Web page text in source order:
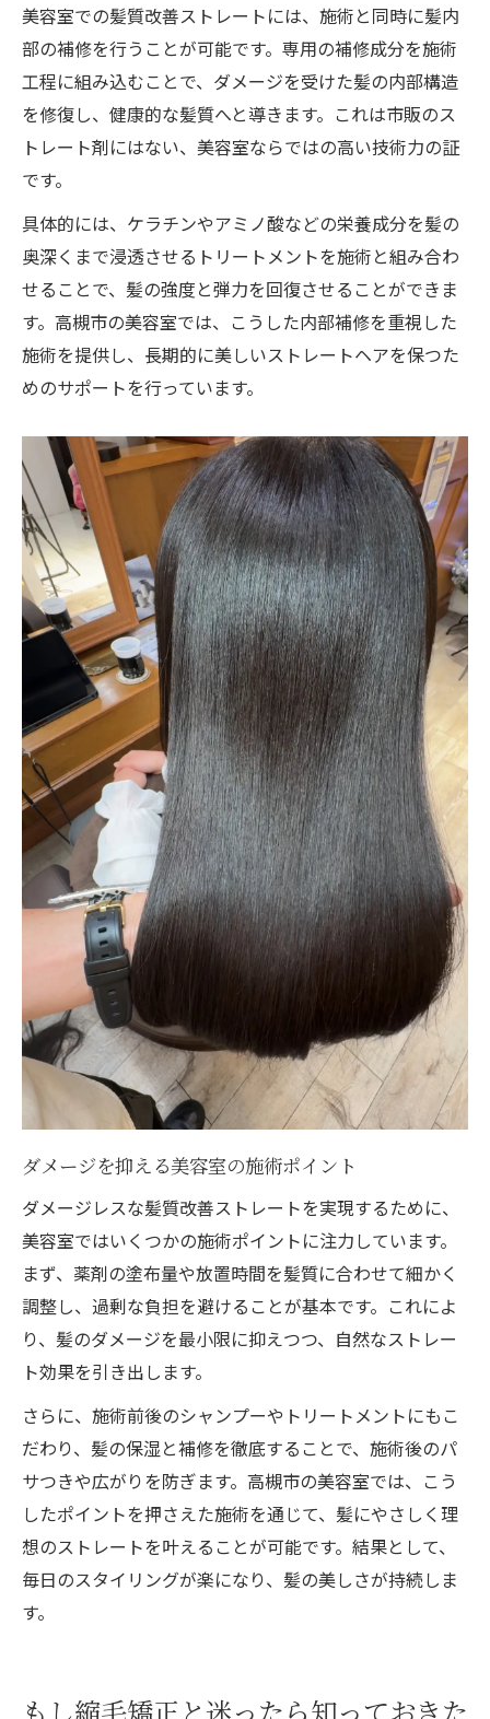
美容室での髪質改善ストレートには、施術と同時に髪内
部の補修を行うことが可能です。専用の補修成分を施術
工程に組み込むことで、ダメージを受けた髪の内部構造
を修復し、健康的な髪質へと導きます。これは市販のス
トレート剤にはない、美容室ならではの高い技術力の証
です。
具体的には、ケラチンやアミノ酸などの栄養成分を髪の
奥深くまで浸透させるトリートメントを施術と組み合わ
せることで、髪の強度と弾力を回復させることができま
す。高槻市の美容室では、こうした内部補修を重視した
施術を提供し、長期的に美しいストレートヘアを保つた
めのサポートを行っています。
ダメージを抑える美容室の施術ポイント
ダメージレスな髪質改善ストレートを実現するために、
美容室ではいくつかの施術ポイントに注力しています。
まず、薬剤の塗布量や放置時間を髪質に合わせて細かく
調整し、過剰な負担を避けることが基本です。これによ
り、髪のダメージを最小限に抑えつつ、自然なストレー
ト効果を引き出します。
さらに、施術前後のシャンプーやトリートメントにもこ
だわり、髪の保湿と補修を徹底することで、施術後のパ
サつきや広がりを防ぎます。高槻市の美容室では、こう
したポイントを押さえた施術を通じて、髪にやさしく理
想のストレートを叶えることが可能です。結果として、
毎日のスタイリングが楽になり、髪の美しさが持続しま
す。
もし縮毛矯正と迷ったら知っておきた